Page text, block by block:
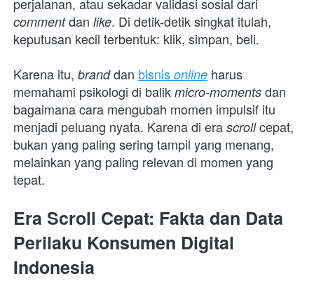
comment dan like. Di detik-detik singkat itulah,
keputusan kecil terbentuk: klik, simpan, beli.
Karena itu, brand dan bisnis online harus
memahami psikologi di balik micro-moments dan
bagaimana cara mengubah momen impulsif itu
menjadi peluang nyata. Karena di era scroll cepat,
bukan yang paling sering tampil yang menang,
melainkan yang paling relevan di momen yang
tepat.
Era Scroll Cepat: Fakta dan Data
Perilaku Konsumen Digital
Indonesia